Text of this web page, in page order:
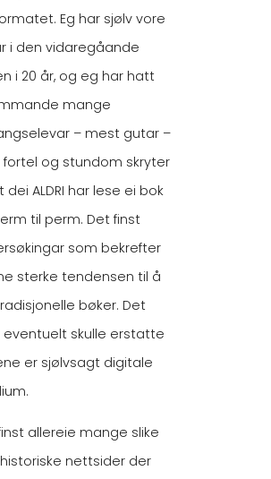
Eg har sjølv vore
i den vidaregåande
i 20 år, og eg har hatt
mange
– mest gutar –
fortel og stundom skryter
dei ALDRI har lese ei bok
til perm. Det finst
som bekrefter
sterke tendensen til å
bøker. Det
eventuelt skulle erstatte
er sjølvsagt digitale
allereie mange slike
nettsider der